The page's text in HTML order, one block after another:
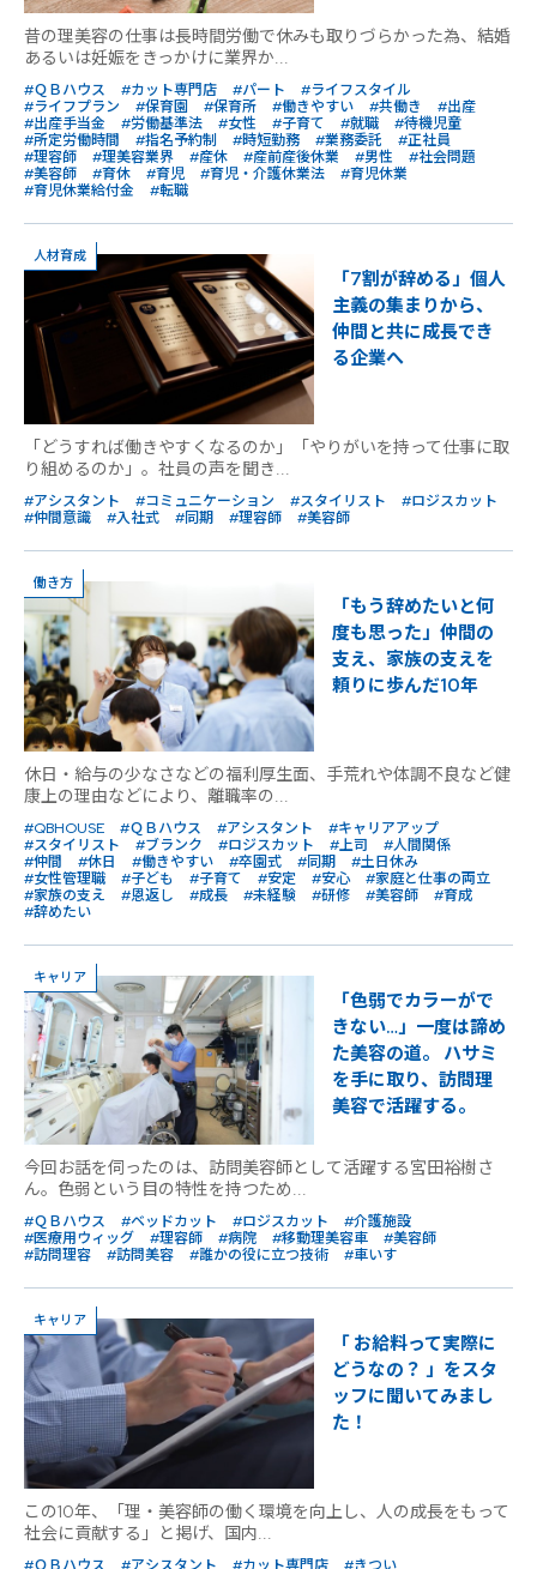
昔の理美容の仕事は長時間労働で休みも取りづらかった為、結婚
あるいは妊娠をきっかけに業界か...
#ＱＢハウス #カット専門店 #パート
#ライフスタイル
#ライフプラン
#保育園 #保育所 #働きやすい #共働き
#出産
#出産手当金
#労働基準法 #女性 #子育て #就職
#待機児童
#所定労働時間
#指名予約制 #時短勤務 #業務委託
#正社員
#理容師
#理美容業界 #産休 #産前産後休業 #男性
#社会問題
#美容師
#育休 #育児 #育児・介護休業法
#育児休業
#育児休業給付金
#転職
人材育成
「7割が辞める」個人
主義の集まりから、
仲間と共に成長でき
る企業へ
「どうすれば働きやすくなるのか」「やりがいを持って仕事に取
り組めるのか」。社員の声を聞き...
#アシスタント #コミュニケーション #スタイリスト
#ロジスカット
#仲間意識
#入社式 #同期 #理容師 #美容師
働き方
「もう辞めたいと何
度も思った」仲間の
支え、家族の支えを
頼りに歩んだ10年
休日・給与の少なさなどの福利厚生面、手荒れや体調不良など健
康上の理由などにより、離職率の...
#QBHOUSE #ＱＢハウス #アシスタント
#キャリアアップ
#スタイリスト
#ブランク #ロジスカット #上司
#人間関係
#仲間
#休日 #働きやすい #卒園式 #同期
#土日休み
#女性管理職
#子ども #子育て #安定 #安心
#家庭と仕事の両立
#家族の支え
#恩返し #成長 #未経験 #研修 #美容師
#育成
#辞めたい
キャリア
「色弱でカラーがで
きない…」一度は諦め
た美容の道。 ハサミ
を手に取り、訪問理
美容で活躍する。
今回お話を伺ったのは、訪問美容師として活躍する宮田裕樹さ
ん。色弱という目の特性を持つため...
#ＱＢハウス #ベッドカット #ロジスカット
#介護施設
#医療用ウィッグ
#理容師 #病院 #移動理美容車
#美容師
#訪問理容
#訪問美容 #誰かの役に立つ技術 #車いす
キャリア
「 お給料って実際に
どうなの？ 」をスタ
ッフに聞いてみまし
た！
この10年、「理・美容師の働く環境を向上し、人の成長をもって
社会に貢献する」と掲げ、国内...